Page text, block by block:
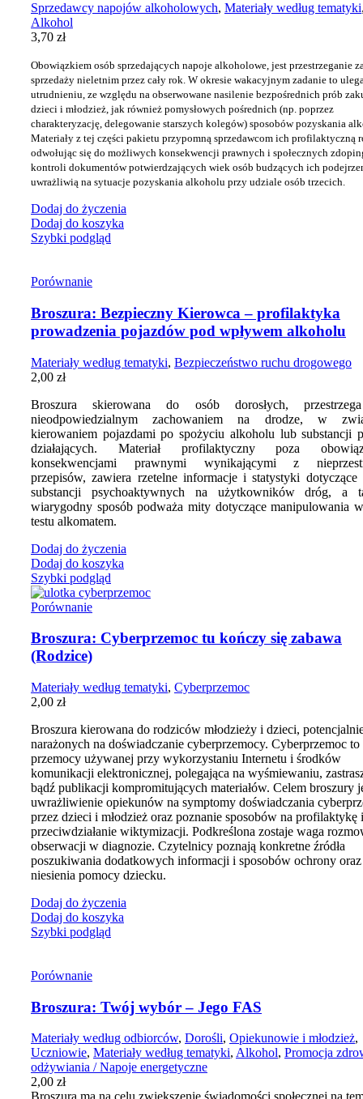
Sprzedawcy napojów alkoholowych, Materiały według tematyki
Alkohol
3,70 zł
Obowiązkiem osób sprzedających napoje alkoholowe, jest przestrzeganie
sprzedaży nieletnim przez cały rok. W okresie wakacyjnym zadanie to
utrudnieniu, ze względu na obserwowane nasilenie bezpośrednich prób
dzieci i młodzież, jak również pomysłowych pośrednich (np. poprzez
charakteryzację, delegowanie starszych kolegów) sposobów pozyskania
Materiały z tej części pakietu przypomną sprzedawcom ich profilaktyczną
odwołując się do możliwych konsekwencji prawnych i społecznych
kontroli dokumentów potwierdzających wiek osób budzących ich
uwrażliwią na sytuacje pozyskania alkoholu przy udziale osób trzecich.
Dodaj do życzenia
Dodaj do koszyka
Szybki podgląd
Porównanie
Broszura: Bezpieczny Kierowca – profilaktyka
prowadzenia pojazdów pod wpływem alkoholu
Materiały według tematyki, Bezpieczeństwo ruchu drogowego
2,00 zł
Broszura skierowana do osób dorosłych,
nieodpowiedzialnym zachowaniem na drodze, w
kierowaniem pojazdami po spożyciu alkoholu lub substancji
działających. Materiał profilaktyczny poza
konsekwencjami prawnymi wynikającymi z
przepisów, zawiera rzetelne informacje i statystyki dotyczące
substancji psychoaktywnych na użytkowników dróg, a
wiarygodny sposób podważa mity dotyczące manipulowania
testu alkomatem.
Dodaj do życzenia
Dodaj do koszyka
Szybki podgląd
Porównanie
Broszura: Cyberprzemoc tu kończy się zabawa
(Rodzice)
Materiały według tematyki, Cyberprzemoc
2,00 zł
Broszura kierowana do rodziców młodzieży i dzieci,
narażonych na doświadczanie cyberprzemocy. Cyberprzemoc to
przemocy używanej przy wykorzystaniu Internetu i środków
komunikacji elektronicznej, polegająca na wyśmiewaniu,
bądź publikacji kompromitujących materiałów. Celem broszury
uwrażliwienie opiekunów na symptomy doświadczania
przez dzieci i młodzież oraz poznanie sposobów na profilaktykę i
przeciwdziałanie wiktymizacji. Podkreślona zostaje waga
obserwacji w diagnozie. Czytelnicy poznają konkretne źródła
poszukiwania dodatkowych informacji i sposobów ochrony oraz
niesienia pomocy dziecku.
Dodaj do życzenia
Dodaj do koszyka
Szybki podgląd
Porównanie
Broszura: Twój wybór – Jego FAS
Materiały według odbiorców, Dorośli, Opiekunowie i młodzież,
Uczniowie, Materiały według tematyki, Alkohol, Promocja
odżywiania / Napoje energetyczne
2,00 zł